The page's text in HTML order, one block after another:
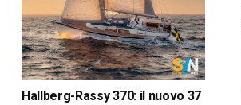
Hallberg-Rassy 370: il nuovo 37